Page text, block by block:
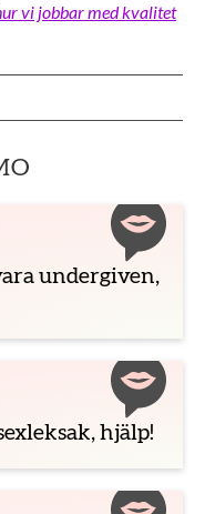
vi jobbar med kvalitet
undergiven,
hjälp!